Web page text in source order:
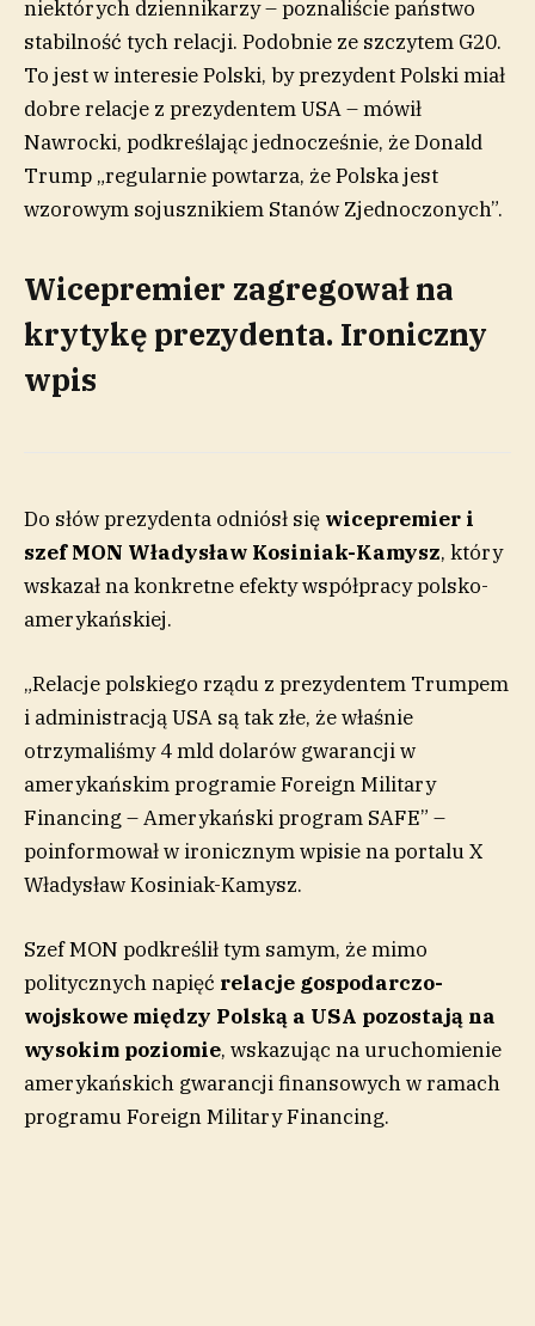
niektórych dziennikarzy – poznaliście państwo
stabilność tych relacji. Podobnie ze szczytem G20.
To jest w interesie Polski, by prezydent Polski miał
dobre relacje z prezydentem USA – mówił
Nawrocki, podkreślając jednocześnie, że Donald
Trump „regularnie powtarza, że Polska jest
wzorowym sojusznikiem Stanów Zjednoczonych”.
Wicepremier zagregował na
krytykę prezydenta. Ironiczny
wpis
Do słów prezydenta odniósł się wicepremier i
szef MON Władysław Kosiniak-Kamysz, który
wskazał na konkretne efekty współpracy polsko-
amerykańskiej.
„Relacje polskiego rządu z prezydentem Trumpem
i administracją USA są tak złe, że właśnie
otrzymaliśmy 4 mld dolarów gwarancji w
amerykańskim programie Foreign Military
Financing – Amerykański program SAFE” –
poinformował w ironicznym wpisie na portalu X
Władysław Kosiniak-Kamysz.
Szef MON podkreślił tym samym, że mimo
politycznych napięć relacje gospodarczo-
wojskowe między Polską a USA pozostają na
wysokim poziomie, wskazując na uruchomienie
amerykańskich gwarancji finansowych w ramach
programu Foreign Military Financing.